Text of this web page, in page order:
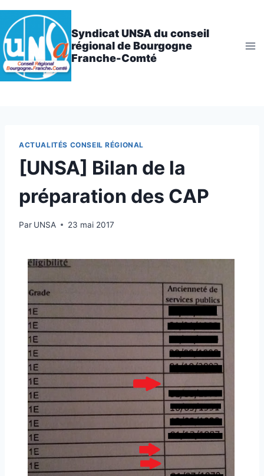
Aller
au
contenu
Syndicat UNSA du conseil
régional de Bourgogne
Franche-Comté
ACTUALITÉS CONSEIL RÉGIONAL
[UNSA] Bilan de la
préparation des CAP
Par UNSA 23 mai 2017